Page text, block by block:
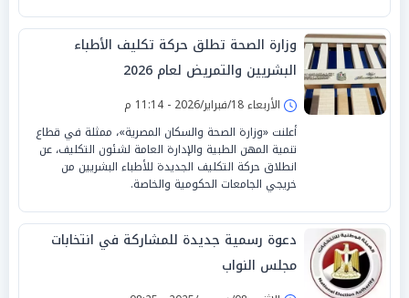
وزارة الصحة تطلق حركة تكليف الأطباء
البشريين والتمريض لعام 2026
الأربعاء 18/فبراير/2026 - 11:14 م
أعلنت «وزارة الصحة والسكان المصرية»، ممثلة في قطاع
تنمية المهن الطبية والإدارة العامة لشئون التكليف، عن
انطلاق حركة التكليف الجديدة للأطباء البشريين من
خريجي الجامعات الحكومية والخاصة.
دعوة رسمية جديدة للمشاركة في انتخابات
مجلس النواب